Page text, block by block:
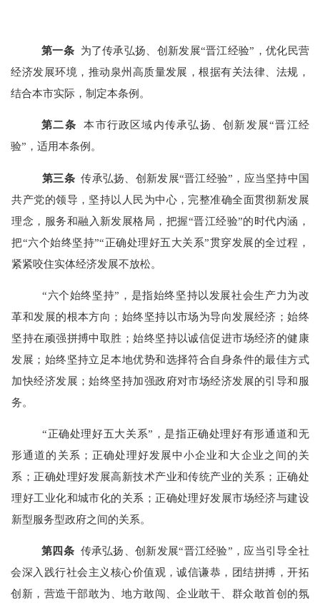
第一条 为了传承弘扬、创新发展“晋江经验”，优化民营
经济发展环境，推动泉州高质量发展，根据有关法律、法规，
结合本市实际，制定本条例。
第二条
本市行政区域内传承弘扬、创新发展“晋江经
验”，适用本条例。
第三条 传承弘扬、创新发展“晋江经验”，应当坚持中国
共产党的领导，坚持以人民为中心，完整准确全面贯彻新发展
理念，服务和融入新发展格局，把握“晋江经验”的时代内涵，
把“六个始终坚持”“正确处理好五大关系”贯穿发展的全过程，
紧紧咬住实体经济发展不放松。
“六个始终坚持”，是指始终坚持以发展社会生产力为改
革和发展的根本方向；始终坚持以市场为导向发展经济；始终
坚持在顽强拼搏中取胜；始终坚持以诚信促进市场经济的健康
发展；始终坚持立足本地优势和选择符合自身条件的最佳方式
加快经济发展；始终坚持加强政府对市场经济发展的引导和服
务。
“正确处理好五大关系”，是指正确处理好有形通道和无
形通道的关系；正确处理好发展中小企业和大企业之间的关
系；正确处理好发展高新技术产业和传统产业的关系；正确处
理好工业化和城市化的关系；正确处理好发展市场经济与建设
新型服务型政府之间的关系。
第四条 传承弘扬、创新发展“晋江经验”，应当引导全社
会深入践行社会主义核心价值观，诚信谦恭，团结拼搏，开拓
创新，营造干部敢为、地方敢闯、企业敢干、群众敢首创的氛